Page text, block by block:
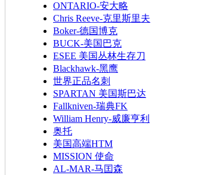
ONTARIO-安大略
Chris Reeve-克里斯里夫
Boker-德国博克
BUCK-美国巴克
ESEE 美国丛林生存刀
Blackhawk-黑鹰
世界正品名刺
SPARTAN 美国斯巴达
Fallkniven-瑞典FK
William Henry-威廉亨利
奥托
美国高端HTM
MISSION 使命
AL-MAR-马囯森